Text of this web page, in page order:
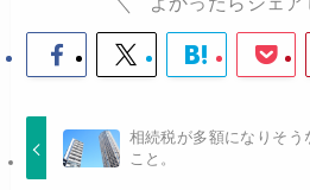
相続税が多額になりそ
こと。